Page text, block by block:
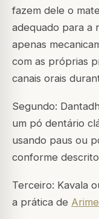
fazem dele o
adequado para a
apenas
com as próprias
canais orais
Segundo:
um pó dentário
usando paus ou
conforme
Terceiro: Kavala
a prática de